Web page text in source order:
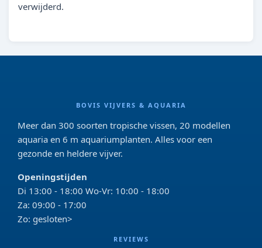
verwijderd.
BOVIS VIJVERS & AQUARIA
Meer dan 300 soorten tropische vissen, 20 modellen
aquaria en 6 m aquariumplanten. Alles voor een
gezonde en heldere vijver.
Openingstijden
Di 13:00 - 18:00 Wo-Vr: 10:00 - 18:00
Za: 09:00 - 17:00
Zo: gesloten>
REVIEWS